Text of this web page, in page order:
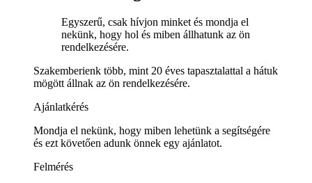
Egyszerű, csak hívjon minket és mondja el
nekünk, hogy hol és miben állhatunk az ön
rendelkezésére.
Szakemberienk több, mint 20 éves tapasztalattal a hátuk
mögött állnak az ön rendelkezésére.
Ajánlatkérés
Mondja el nekünk, hogy miben lehetünk a segítségére
és ezt követően adunk önnek egy ajánlatot.
Felmérés